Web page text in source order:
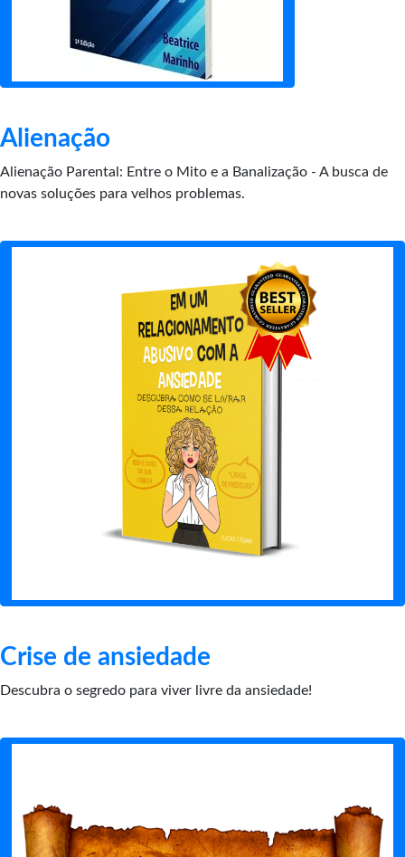
Alienação
Alienação Parental: Entre o Mito e a Banalização - A busca de
novas soluções para velhos problemas.
Crise de ansiedade
Descubra o segredo para viver livre da ansiedade!